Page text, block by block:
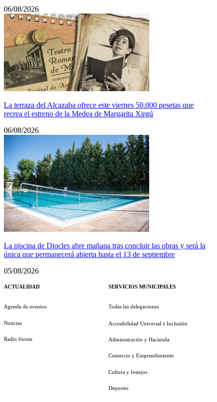
06/08/2026
La terraza del Alcazaba ofrece este viernes 50.000 pesetas que
recrea el estreno de la Medea de Margarita Xirgú
06/08/2026
La piscina de Diocles abre mañana tras concluir las obras y será la
única que permanecerá abierta hasta el 13 de septiembre
05/08/2026
ACTUALIDAD
Agenda de eventos
Noticias
Radio fórum
SERVICIOS MUNICIPALES
Todas las delegaciones
Accesibilidad Universal e Inclusión
Administración y Hacienda
Comercio y Emprendimiento
Cultura y festejos
Deportes